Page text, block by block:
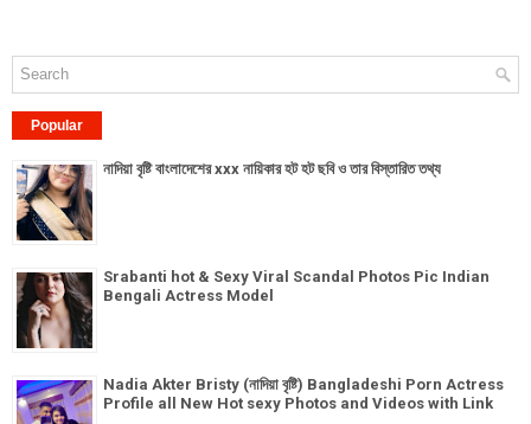
Popular
নাদিয়া বৃষ্টি বাংলাদেশের xxx নায়িকার হট হট ছবি ও তার বিস্তারিত তথ্য
Srabanti hot & Sexy Viral Scandal Photos Pic Indian
Bengali Actress Model
Nadia Akter Bristy (নাদিয়া বৃষ্টি) Bangladeshi Porn Actress
Profile all New Hot sexy Photos and Videos with Link